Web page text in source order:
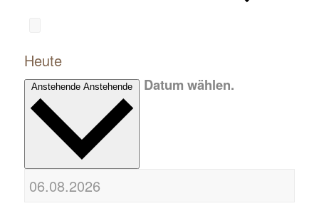
Heute
Anstehende Anstehende Datum wählen.